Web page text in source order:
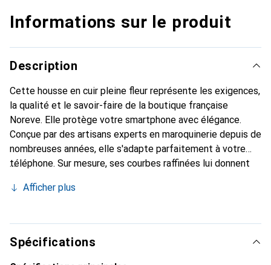
Informations sur le produit
Description
Cette housse en cuir pleine fleur représente les exigences,
la qualité et le savoir-faire de la boutique française
Noreve. Elle protège votre smartphone avec élégance.
Conçue par des artisans experts en maroquinerie depuis de
nombreuses années, elle s'adapte parfaitement à votre
téléphone. Sur mesure, ses courbes raffinées lui donnent
et indispensable pour votre smartphone. Reconnu
marque Noreve est un choix sûr pour une clientèle
exigeante.
Afficher plus
Spécifications